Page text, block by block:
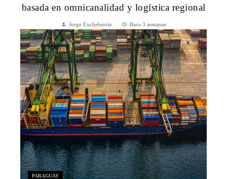
basada en omnicanalidad y logística regional
Jorge Excheberria Hace 3 semanas
PARAGUAY